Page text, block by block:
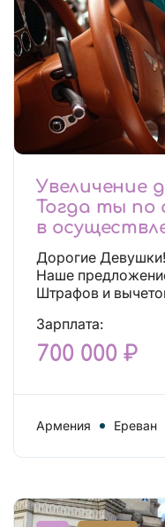
Увеличение
Тогда ты по
Дорогие Девушки! Приглашаем Вас на работу.
Наше предложение: Высокий
Штрафов и
Зарплата:
700 000 ₽
Армения Ереван